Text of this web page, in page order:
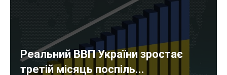
Реальний ВВП України зростає
третій місяць поспіль...